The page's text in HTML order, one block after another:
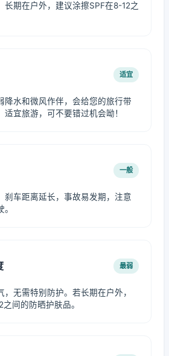
长期在户外，建议涂擦SPF在8-12之
适宜
降水和微风作伴，会给您的旅行带
宜旅游，可不要错过机会呦！
一般
刹车距离延长，事故易发期，注意
最弱
，无需特别防护。若长期在户外，
间的防晒护肤品。